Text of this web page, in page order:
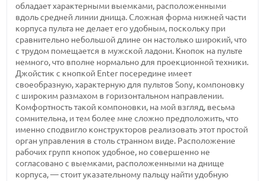
обладает характерными выемками, расположенными
вдоль средней линии днища. Сложная форма нижней части
корпуса пульта не делает его удобным, поскольку при
сравнительно небольшой длине он настолько широкий, что
с трудом помещается в мужской ладони. Кнопок на пульте
немного, что вполне нормально для проекционной техники.
Джойстик с кнопкой Enter посередине имеет
своеобразную, характерную для пультов Sony, компоновку
с широким размахом в горизонтальном направлении.
Комфортность такой компоновки, на мой взгляд, весьма
сомнительна, и тем более мне сложно предположить, что
именно сподвигло конструкторов реализовать этот простой
орган управления в столь странном виде. Расположение
рабочих групп кнопок удобное, но совершенно не
согласовано с выемками, расположенными на днище
корпуса, — стоит указательному пальцу найти удобную